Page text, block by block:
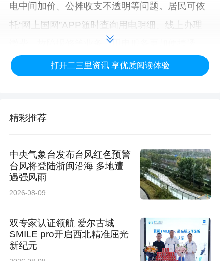
电中间加价、公摊收支不透明等问题。居民可依
托“网上国网”APP随时查询用电明细、线上办理
缴费、故障报修等业务，用电服务更加便捷透
明。同时，标准化的设备线路升级，有效降低线
改造63个小区，剩余存量小区改造工作正按计划
稳步推进、有序清零。（陈婷婷18329854886、
打开二三里资讯 享优质阅读体验
精彩推荐
中央气象台发布台风红色预警
台风将登陆浙闽沿海 多地遭
遇强风雨
2026-08-09
双专家认证领航 爱尔古城
SMILE pro开启西北精准屈光
新纪元